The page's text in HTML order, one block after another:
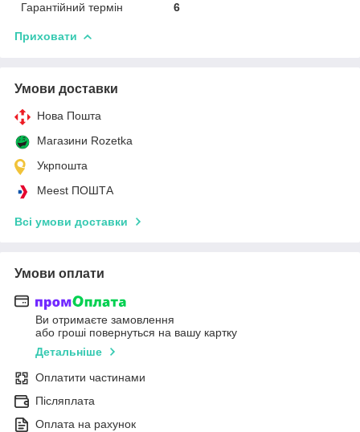
Гарантійний термін
6
Приховати
Умови доставки
Нова Пошта
Магазини Rozetka
Укрпошта
Meest ПОШТА
Всі умови доставки
Умови оплати
Ви отримаєте замовлення
або гроші повернуться на вашу картку
Детальніше
Оплатити частинами
Післяплата
Оплата на рахунок